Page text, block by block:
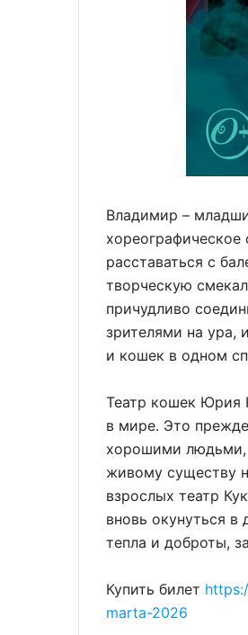
Владимир –
хореографическое
расставаться с
творческую
причудливо
зрителями на ура,
и кошек в одном
Театр кошек Юрия
в мире. Это
хорошими людьми,
живому существу
взрослых театр
вновь окунуться
тепла и доброты,
Купить билет
marta-2026